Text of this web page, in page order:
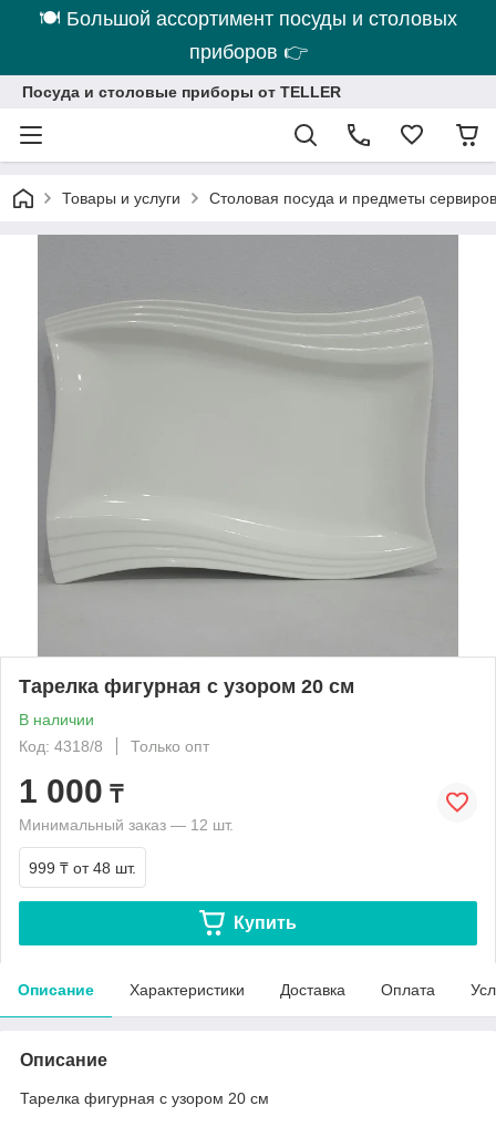
🍽 Большой ассортимент посуды и столовых
приборов 👉
Посуда и столовые приборы от TELLER
Товары и услуги Столовая посуда и предметы
Тарелка фигурная с узором 20 см
В наличии
Код: 4318/8
Только опт
1 000 ₸
Минимальный заказ — 12 шт.
999 ₸ от 48 шт.
Купить
Описание Характеристики Доставка Оплата
Описание
Тарелка фигурная с узором 20 см